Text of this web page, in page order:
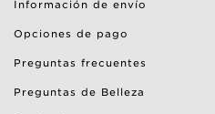
Información de envío
Opciones de pago
Preguntas frecuentes
Preguntas de Belleza